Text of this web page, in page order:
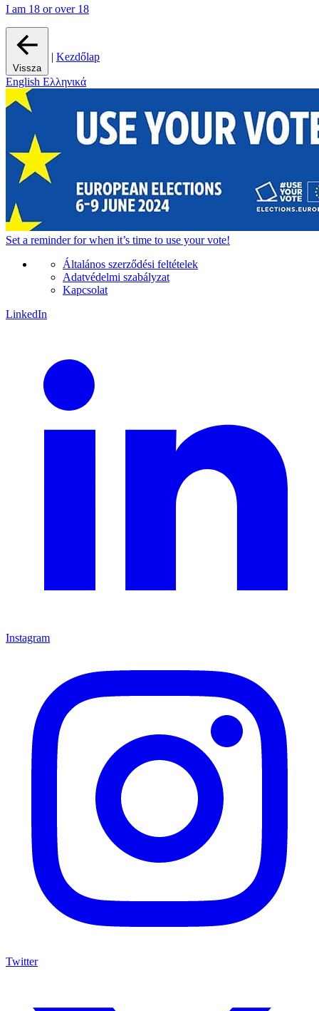
I am 18 or over 18
Vissza
| Kezdőlap
English Ελληνικά
Set a reminderfor when it’s time to use your vote!
Általános szerződési feltételek
Adatvédelmi szabályzat
Kapcsolat
LinkedIn
Instagram
Twitter